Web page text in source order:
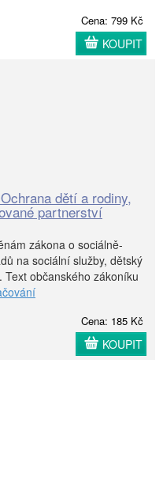
Cena: 799 Kč
KOUPIT
dětí a rodiny,
partnerství
zákona o sociálně-
na sociální služby, dětský
občanského zákoníku
Cena: 185 Kč
KOUPIT